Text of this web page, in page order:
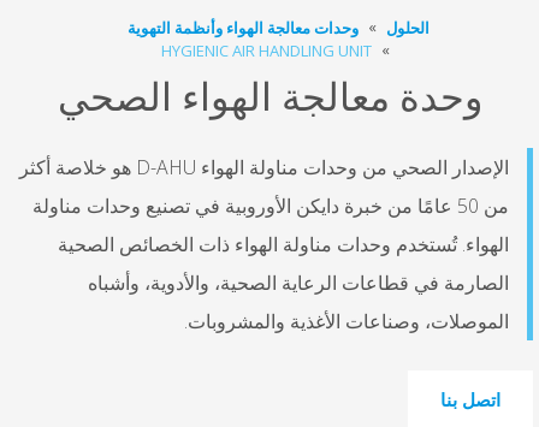
الحلول
وحدات معالجة الهواء وأنظمة التهوية
HYGIENIC AIR HANDLING UNIT
وحدة معالجة الهواء الصحي
الإصدار الصحي من وحدات مناولة الهواء D-AHU هو خلاصة أكثر
من 50 عامًا من خبرة دايكن الأوروبية في تصنيع وحدات مناولة
الهواء. تُستخدم وحدات مناولة الهواء ذات الخصائص الصحية
الصارمة في قطاعات الرعاية الصحية، والأدوية، وأشباه
الموصلات، وصناعات الأغذية والمشروبات.
اتصل بنا